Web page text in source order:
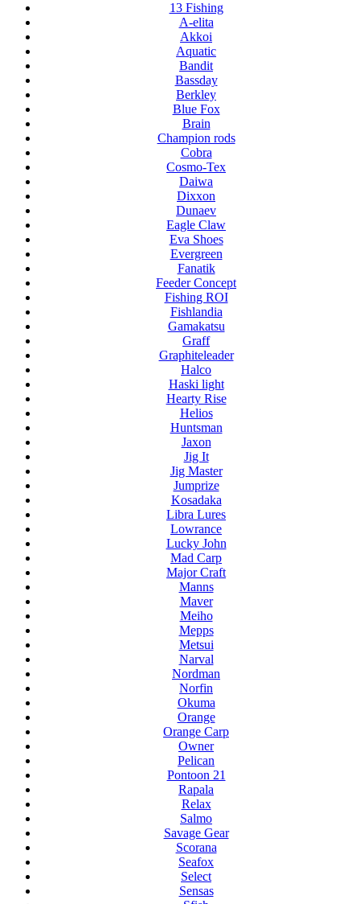
13 Fishing
A-elita
Akkoi
Aquatic
Bandit
Bassday
Berkley
Blue Fox
Brain
Champion rods
Cobra
Cosmo-Tex
Daiwa
Dixxon
Dunaev
Eagle Claw
Eva Shoes
Evergreen
Fanatik
Feeder Concept
Fishing ROI
Fishlandia
Gamakatsu
Graff
Graphiteleader
Halco
Haski light
Hearty Rise
Helios
Huntsman
Jaxon
Jig It
Jig Master
Jumprize
Kosadaka
Libra Lures
Lowrance
Lucky John
Mad Carp
Major Craft
Manns
Maver
Meiho
Mepps
Metsui
Narval
Nordman
Norfin
Okuma
Orange
Orange Carp
Owner
Pelican
Pontoon 21
Rapala
Relax
Salmo
Savage Gear
Scorana
Seafox
Select
Sensas